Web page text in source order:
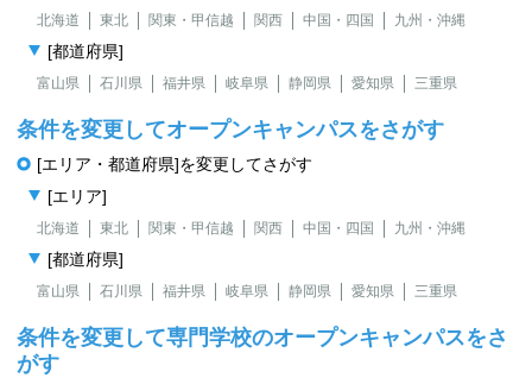
北海道 東北 関東・甲信越 関西 中国・四国 九州・沖縄
[都道府県]
富山県 石川県 福井県 岐阜県 静岡県 愛知県 三重県
条件を変更してオープンキャンパスをさがす
[エリア・都道府県]を変更してさがす
[エリア]
北海道 東北 関東・甲信越 関西 中国・四国 九州・沖縄
[都道府県]
富山県 石川県 福井県 岐阜県 静岡県 愛知県 三重県
条件を変更して専門学校のオープンキャンパスをさ
がす